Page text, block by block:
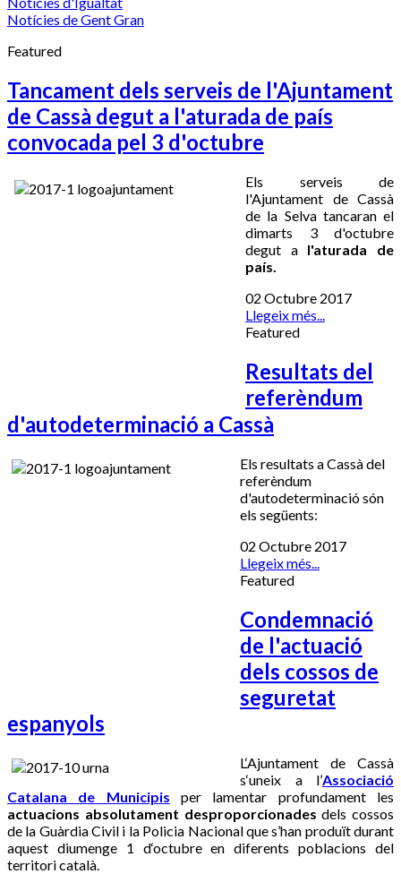
Notícies de Gent Gran
Featured
Tancament dels serveis de l'Ajuntament
de Cassà degut a l'aturada de país
convocada pel 3 d'octubre
Els serveis de
l'Ajuntament de Cassà
de la Selva tancaran el
dimarts 3 d'octubre
degut a l'aturada de
país.
02 Octubre 2017
Llegeix més...
Featured
Resultats del
referèndum
d'autodeterminació a Cassà
Els resultats a Cassà del
referèndum
d'autodeterminació són
els següents:
02 Octubre 2017
Llegeix més...
Featured
Condemnació
de l'actuació
dels cossos de
seguretat
espanyols
L‘Ajuntament de Cassà
s‘uneix a l’Associació
Catalana de Municipis per lamentar profundament les
actuacions absolutament desproporcionades dels cossos
de la Guàrdia Civil i la Policia Nacional que s’han produït durant
aquest diumenge 1 d‘octubre en diferents poblacions del
territori català.